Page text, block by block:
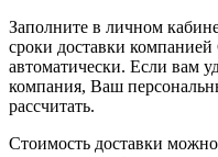
Заполните в личном
сроки доставки
автоматически. Если вам
компания, Ваш
рассчитать.
Стоимость доставки